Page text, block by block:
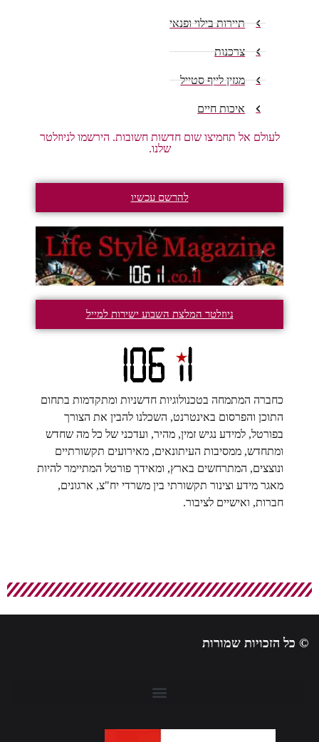
תיירות בילוי ופנאי
צרכנות
מגזין לייף סטייל
איכות חיים
לעולם אל תחמיצו שום חדשות חשובות. הירשמו לניוזלטר
שלנו.
להרשם עכשיו
ניוזלטר המלצת השבוע ישירות למייל
כחברה המתמחה בטכנולוגיות חדשניות ומתקדמות בתחום
התוכן והפרסום באינטרנט, השכלנו להבין את הצורך
בפורטל, למידע נגיש זמין, מהיר, ועדכני של כל מה שחדש
ומתחדש, ממסיבות העיתונאים, מאירועים תקשורתיים
ונוצצים, המתרחשים בארץ, ומאידך פורטל המתיימר להיות
מאגר מידע וצינור תקשורתי בין משרדי יח"צ, ארגונים,
חברות, ואישיים לציבור.
© כל הזכויות שמורות